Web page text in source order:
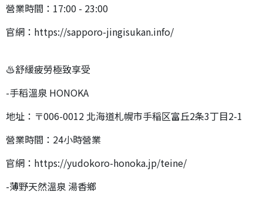
營業時間：17:00 - 23:00
官網：https://sapporo-jingisukan.info/
♨️舒緩疲勞極致享受
-手稻溫泉 HONOKA
地址：〒006-0012 北海道札幌市手稲区富丘2条3丁目2-1
營業時間：24小時營業
官網：https://yudokoro-honoka.jp/teine/
-薄野天然溫泉 湯香鄉